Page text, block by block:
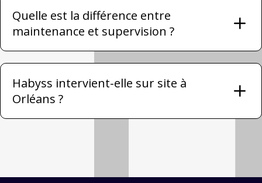
Quelle est la différence entre
maintenance et supervision ?
Habyss intervient-elle sur site à
Orléans ?